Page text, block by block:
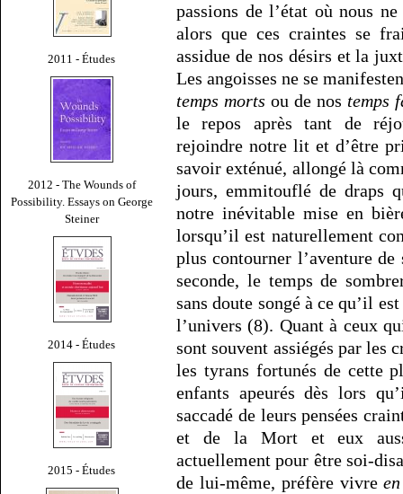
2011 - Études
2012 - The Wounds of
Possibility. Essays on George
Steiner
2014 - Études
2015 - Études
passions de l’état où nous
alors que ces craintes se
assidue de nos désirs et la
Les angoisses ne se
temps morts ou de nos temps
le repos après tant de
rejoindre notre lit et d’être
savoir exténué, allongé là
jours, emmitouflé de draps
notre inévitable mise en
lorsqu’il est naturellement
plus contourner l’aventure
seconde, le temps de
sans doute songé à ce qu’il
l’univers (8). Quant à ceux
sont souvent assiégés par les
les tyrans fortunés de cette
enfants apeurés dès lors
saccadé de leurs pensées
et de la Mort et eux
actuellement pour être soi-
de lui-même, préfère vivre